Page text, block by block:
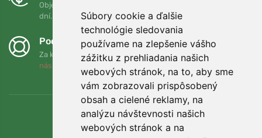
Súbory cookie a ďalšie
technológie sledovania
používame na zlepšenie vášho
zážitku z prehliadania našich
webových stránok, na to, aby sme
vám zobrazovali prispôsobený
obsah a cielené reklamy, na
analýzu návštevnosti našich
webových stránok a na
Objednávku môžete kedykoľvek vrátiť alebo vymeniť do 90
dní.
Podporujeme Trees.org
Za každú objednávku zasadíme strom! Prečítajte si viac
nás